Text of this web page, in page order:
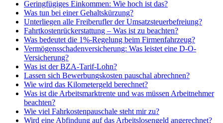
Geringfügiges Einkommen: Wie hoch ist das?
Was tun bei einer Gehaltskürzung?
Unterliegen alle Freiberufler der Umsatzsteuerbefreiung?
Fahrtkostenrückerstattung – Was ist zu beachten?
Was bedeutet die 1%-Regelung beim Firmenfahrzeug?
Vermögensschadenversicherung: Was leistet eine D-O-
Versicherung?
Was ist der BZA-Tarif-Lohn?
Lassen sich Bewerbungskosten pauschal abrechnen?
Wie wird das Kilometergeld berechnet?
Was ist die Arbeitsmarktrente und was müssen Arbeitnehmer
beachten?
Wie viel Fahrkostenpauschale steht mir zu?
Wird eine Abfindung auf das Arbeitslosengeld angerechnet?